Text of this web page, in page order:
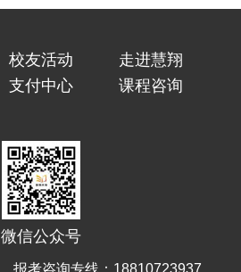
校友活动
走进慧翔
支付中心
课程咨询
微信公众号